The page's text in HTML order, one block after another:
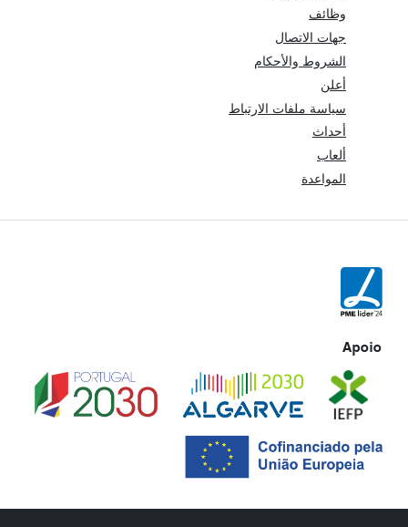
وظائف
جهات الاتصال
الشروط والأحكام
أعلن
سياسة ملفات الارتباط
أحداث
ألعاب
المواعدة
Apoio